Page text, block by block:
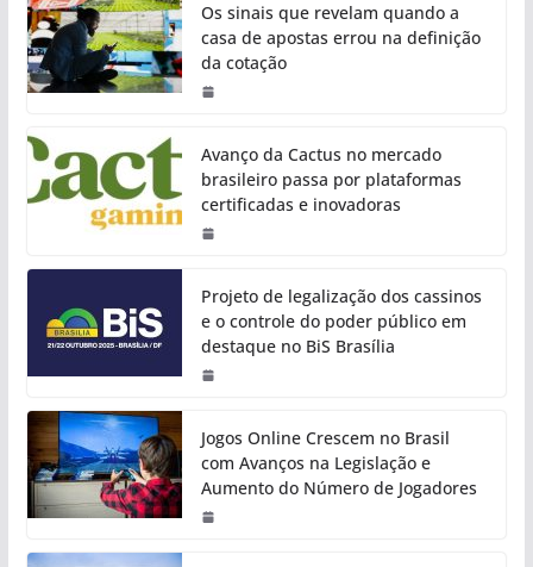
Os sinais que revelam quando a
casa de apostas errou na definição
da cotação
Avanço da Cactus no mercado
brasileiro passa por plataformas
certificadas e inovadoras
Projeto de legalização dos cassinos
e o controle do poder público em
destaque no BiS Brasília
Jogos Online Crescem no Brasil
com Avanços na Legislação e
Aumento do Número de Jogadores